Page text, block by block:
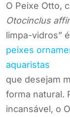
O Peixe Otto,
Otocinclus
limpa-vidros”
peixes
aquaristas
que desejam
forma natural.
incansável, o